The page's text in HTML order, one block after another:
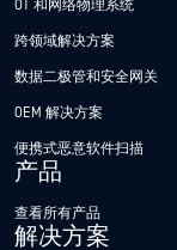
OT 和网络物理系统
跨领域解决方案
数据二极管和安全网关
OEM 解决方案
便携式恶意软件扫描
产品
查看所有产品
解决方案